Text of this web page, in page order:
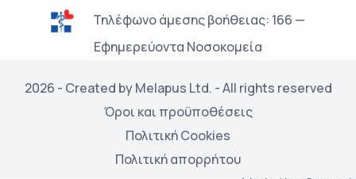
Τηλέφωνο άμεσης βοήθειας: 166 —
Εφημερεύοντα Νοσοκομεία
2026 - Created by Melapus Ltd. - All rights reserved
Όροι και προϋποθέσεις
Πολιτική Cookies
Πολιτική απορρήτου